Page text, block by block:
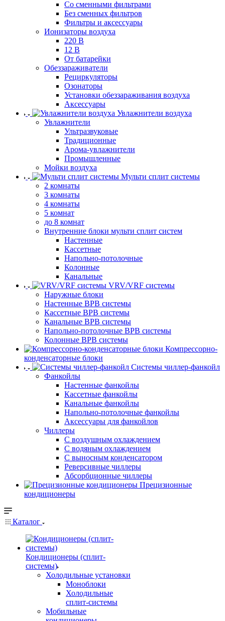
Cо сменными фильтрами
Без сменных фильтров
Фильтры и аксессуары
Ионизаторы воздуха
220 В
12 В
От батарейки
Обеззараживатели
Рециркуляторы
Озонаторы
Установки обеззараживания воздуха
Аксессуары
Увлажнители воздуха
Увлажнители
Ультразвуковые
Традиционные
Арома-увлажнители
Промышленные
Мойки воздуха
Мульти сплит системы
2 комнаты
3 комнаты
4 комнаты
5 комнат
до 8 комнат
Внутренние блоки мульти сплит систем
Настенные
Кассетные
Напольно-потолочные
Колонные
Канальные
VRV/VRF системы
Наружные блоки
Настенные ВРВ системы
Кассетные ВРВ системы
Канальные ВРВ системы
Напольно-потолочные ВРВ системы
Колонные ВРВ системы
Компрессорно-
конденсаторные блоки
Системы чиллер-фанкойл
Фанкойлы
Настенные фанкойлы
Кассетные фанкойлы
Канальные фанкойлы
Напольно-потолочные фанкойлы
Аксессуары для фанкойлов
Чиллеры
С воздушным охлаждением
С водяным охлаждением
С выносным конденсатором
Реверсивные чиллеры
Абсорбционные чиллеры
Прецизионные
кондиционеры
Каталог
Кондиционеры (сплит-
системы)
Холодильные установки
Моноблоки
Холодильные
сплит-системы
Мобильные